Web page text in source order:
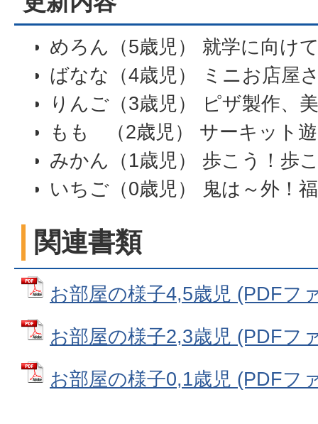
めろん（5歳児） 就学に向け
ばなな（4歳児） ミニお店屋
りんご（3歳児） ピザ製作、
もも （2歳児） サーキット
みかん（1歳児） 歩こう！歩
いちご（0歳児） 鬼は～外！
関連書類
お部屋の様子4,5歳児 (PDFフ
お部屋の様子2,3歳児 (PDFフ
お部屋の様子0,1歳児 (PDFフ